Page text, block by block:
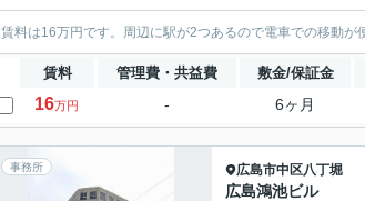
賃料は16万円です。周辺に駅が2つあるので電車での移動が
賃料 管理費・共益費 敷金/保証金
16万円 - 6ヶ月
事務所 広島市中区八丁堀
広島鴻池ビル